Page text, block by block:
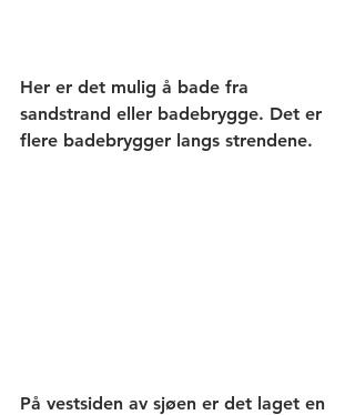
Her er det mulig å bade fra
sandstrand eller badebrygge. Det er
flere badebrygger langs strendene.
På vestsiden av sjøen er det laget en